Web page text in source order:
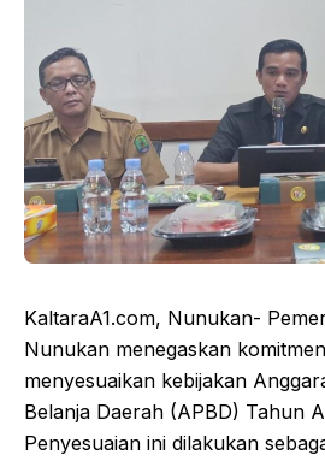
KaltaraA1.com, Nunukan-
Nunukan menegaskan
menyesuaikan kebijakan
Belanja Daerah (APBD) Tahun
Penyesuaian ini dilakukan